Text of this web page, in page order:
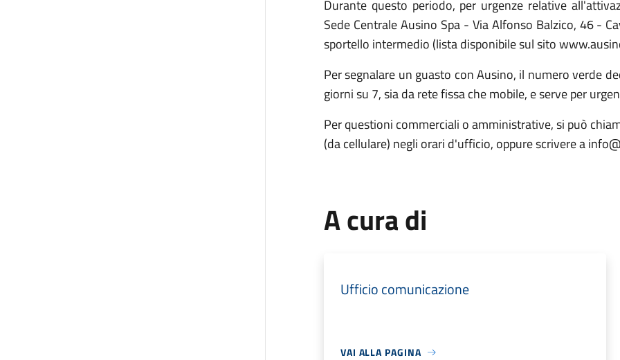
Durante questo periodo, per urgenze relative
Sede Centrale Ausino Spa - Via Alfonso Balzico, 46 -
sportello intermedio (lista disponibile sul sito
Per segnalare un guasto con Ausino, il numero verde
giorni su 7, sia da rete fissa che mobile, e serve per
Per questioni commerciali o amministrative, si può
(da cellulare) negli orari d'ufficio, oppure scrivere a
A cura di
Ufficio comunicazione
VAI ALLA PAGINA